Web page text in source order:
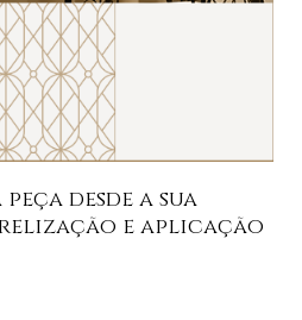
desde a sua
e aplicação